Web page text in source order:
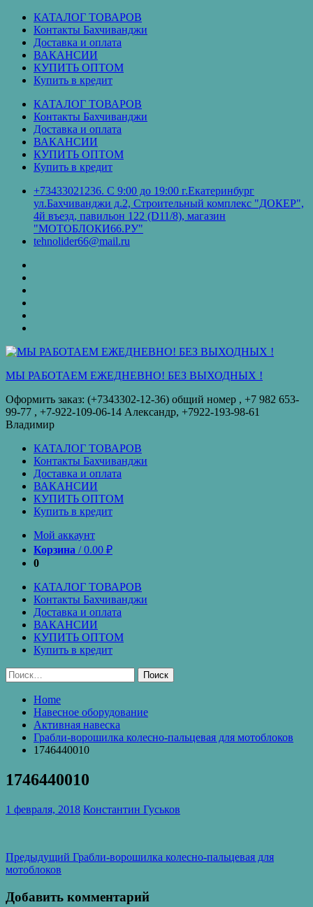
Перейти
содержимому
КАТАЛОГ ТОВАРОВ
Контакты Бахчиванджи
Доставка и оплата
ВАКАНСИИ
КУПИТЬ ОПТОМ
Купить в кредит
КАТАЛОГ ТОВАРОВ
Контакты Бахчиванджи
Доставка и оплата
ВАКАНСИИ
КУПИТЬ ОПТОМ
Купить в кредит
+73433021236. С 9:00 до 19:00 г.Екатеринбург
ул.Бахчиванджи д.2, Строительный комплекс "ДОКЕР",
4й въезд, павильон 122 (D11/8), магазин
"МОТОБЛОКИ66.РУ"
tehnolider66@mail.ru
кредит
МЫ РАБОТАЕМ ЕЖЕДНЕВНО! БЕЗ ВЫХОДНЫХ !
Оформить заказ: (+7343302-12-36) общий номер , ‪+7 982 653-
99-77‬ , +7-922-109-06-14 Александр, +7922-193-98-61
Владимир
КАТАЛОГ ТОВАРОВ
Контакты Бахчиванджи
Доставка и оплата
ВАКАНСИИ
КУПИТЬ ОПТОМ
Купить в кредит
Мой аккаунт
Корзина /0.00 ₽
0
КАТАЛОГ ТОВАРОВ
Контакты Бахчиванджи
Доставка и оплата
ВАКАНСИИ
КУПИТЬ ОПТОМ
Купить в кредит
Найти:
Home
Навесное оборудование
Активная навеска
Грабли-ворошилка колесно-пальцевая для мотоблоков
1746440010
1746440010
1 февраля, 2018 Константин Гуськов
Навигация
по
записям
Предыдущий Предыдущая
Грабли-ворошилка колесно-пальцевая для
мотоблоков
Добавить комментарий